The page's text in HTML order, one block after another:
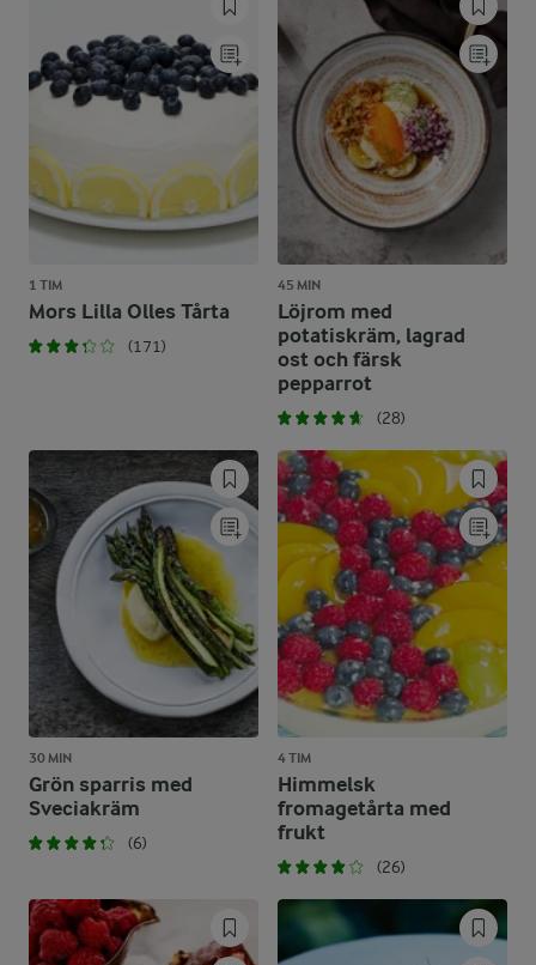
1 TIM
Mors Lilla Olles Tårta
(171)
45 MIN
Löjrom med
potatiskräm, lagrad
ost och färsk
pepparrot
(28)
30 MIN
Grön sparris med
Sveciakräm
(6)
4 TIM
Himmelsk
fromagetårta med
frukt
(26)